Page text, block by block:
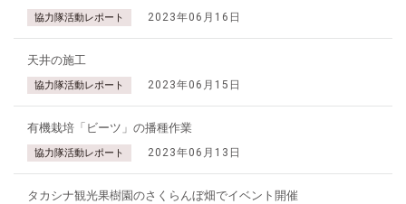
協力隊活動レポート 2023年06月16日
天井の施工
協力隊活動レポート 2023年06月15日
有機栽培「ビーツ」の播種作業
協力隊活動レポート 2023年06月13日
タカシナ観光果樹園のさくらんぼ畑でイベント開催